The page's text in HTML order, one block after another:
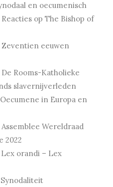
en oecumenisch
op The Bishop of
eeuwen
Rooms-Katholieke
slavernijverleden
in Europa en
Wereldraad
2022
orandi – Lex